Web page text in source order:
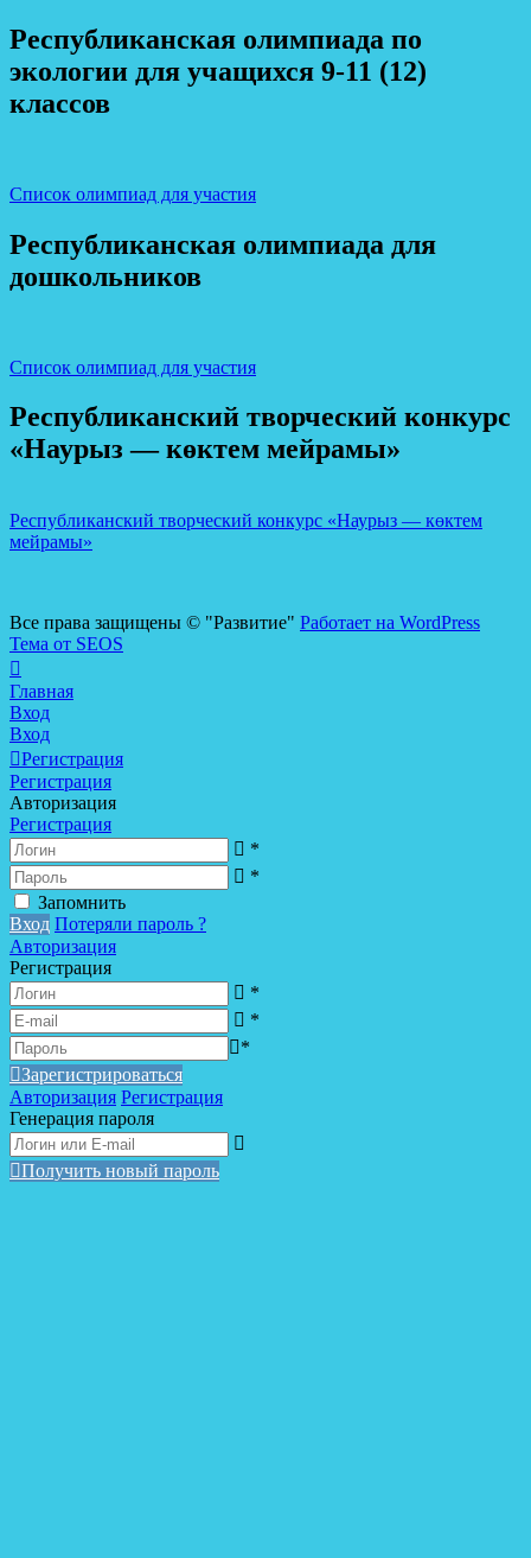
Республиканская олимпиада по
экологии для учащихся 9-11 (12)
классов
Список олимпиад для участия
Республиканская олимпиада для
дошкольников
Список олимпиад для участия
Республиканский творческий конкурс
«Наурыз — көктем мейрамы»
Республиканский творческий конкурс «Наурыз — көктем
мейрамы»
Все права защищены © "Развитие" Работает на WordPress
Тема от SEOS
Главная
Вход
Вход
Регистрация
Регистрация
Авторизация
Регистрация
*
*
Запомнить
Вход Потеряли пароль ?
Авторизация
Регистрация
*
*
*
Зарегистрироваться
Авторизация Регистрация
Генерация пароля
Получить новый пароль